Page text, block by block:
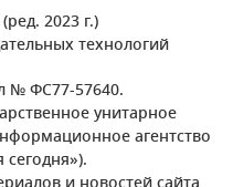
2023 г.)
технологий
№ ФС77-57640.
унитарное
агентство